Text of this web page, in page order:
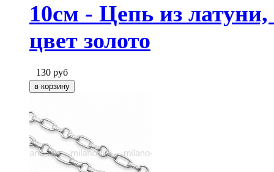
10см - Цепь из
цвет золото
130 руб